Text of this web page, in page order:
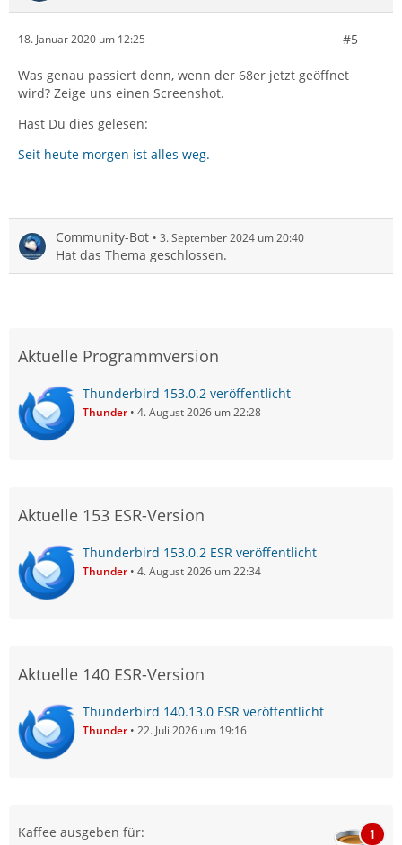
18. Januar 2020 um 12:25 #5
Was genau passiert denn, wenn der 68er jetzt geöffnet
wird? Zeige uns einen Screenshot.
Hast Du dies gelesen:
Seit heute morgen ist alles weg.
Community-Bot 3. September 2024 um 20:40
Hat das Thema geschlossen.
Aktuelle Programmversion
Thunderbird 153.0.2 veröffentlicht
Thunder 4. August 2026 um 22:28
Aktuelle 153 ESR-Version
Thunderbird 153.0.2 ESR veröffentlicht
Thunder 4. August 2026 um 22:34
Aktuelle 140 ESR-Version
Thunderbird 140.13.0 ESR veröffentlicht
Thunder 22. Juli 2026 um 19:16
Kaffee ausgeben für: 1